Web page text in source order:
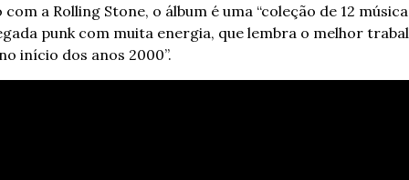
a Rolling Stone, o álbum é uma “coleção de 12
punk com muita energia, que lembra o melhor
início dos anos 2000”.